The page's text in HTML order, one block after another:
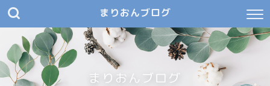
まりおんブログ
まりおんブログ